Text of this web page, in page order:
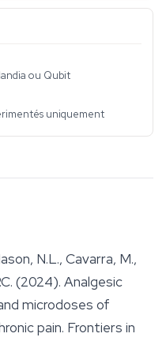
ou Qubit
uniquement
N.L., Cavarra, M.,
(2024). Analgesic
microdoses of
pain. Frontiers in